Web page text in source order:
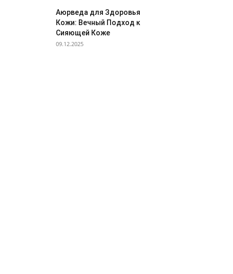
Аюрведа для Здоровья
Кожи: Вечный Подход к
Сияющей Коже
09.12.2025